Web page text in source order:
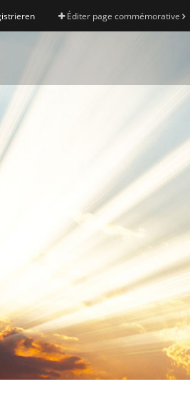
Éditer page commémorative